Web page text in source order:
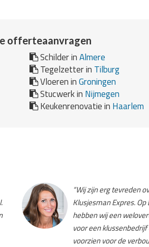
offerteaanvragen
Schilder inAlmere
Tegelzetter in Tilburg
Vloeren inGroningen
Stucwerk in Nijmegen
Keukenrenovatie in Haarlem
“Wij zijn erg tevreden
Klusjesman Expres.
hebben wij een
voor een
voorzien voor de